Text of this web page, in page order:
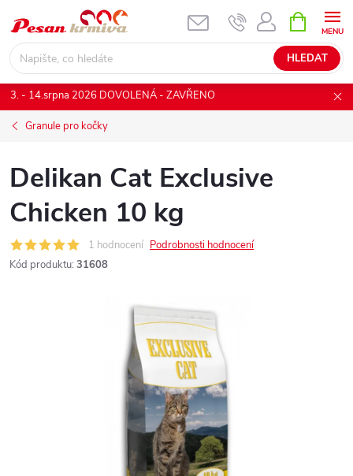
na
obsah
HLEDAT
NÁKUPNÍ
KOŠÍK
3. - 14.srpna 2026 DOVOLENÁ - ZAVŘENO
Granule pro kočky
Delikan Cat Exclusive
Chicken 10 kg
1 hodnocení Podrobnosti hodnocení
Kód produktu: 31608